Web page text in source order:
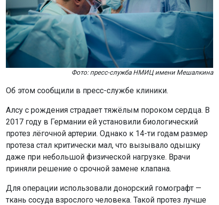
Фото: пресс-служба НМИЦ имени Мешалкина
Об этом сообщили в пресс-службе клиники.
Алсу с рождения страдает тяжёлым пороком сердца. В
2017 году в Германии ей установили биологический
протез лёгочной артерии. Однако к 14-ти годам размер
протеза стал критически мал, что вызывало одышку
даже при небольшой физической нагрузке. Врачи
приняли решение о срочной замене клапана.
Для операции использовали донорский гомографт —
ткань сосуда взрослого человека. Такой протез лучше